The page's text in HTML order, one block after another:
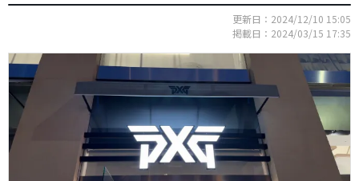
更新日：2024/12/10 15:05
掲載日：2024/03/15 17:35